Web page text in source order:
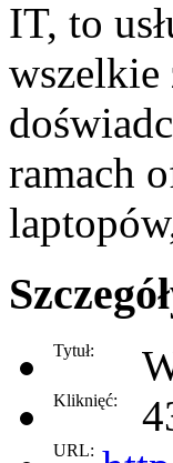
IT, to
wszelkie
ramach
Tytuł:
Kliknięć:
URL: